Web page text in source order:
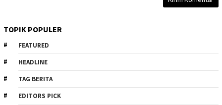
TOPIK POPULER
FEATURED
HEADLINE
TAG BERITA
EDITORS PICK